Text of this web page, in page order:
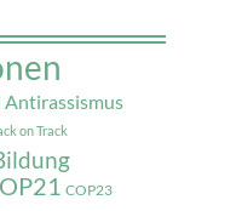
Antirassismus
on Track
COP23